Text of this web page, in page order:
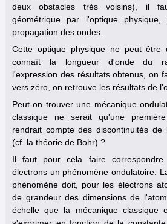
deux obstacles très voisins), il
géométrique par l'optique
propagation des ondes.
Cette optique physique ne peut être
connaît la longueur d'onde du
l'expression des résultats obtenus, on
vers zéro, on retrouve les résultats de
Peut-on trouver une mécanique
classique ne serait qu'une
rendrait compte des discontinuités de
(cf. la théorie de Bohr) ?
Il faut pour cela faire correspondre
électrons un phénomène ondulatoire.
phénomène doit, pour les électrons
de grandeur des dimensions de
échelle que la mécanique classique